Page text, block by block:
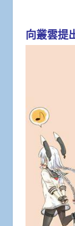
向叢雲提